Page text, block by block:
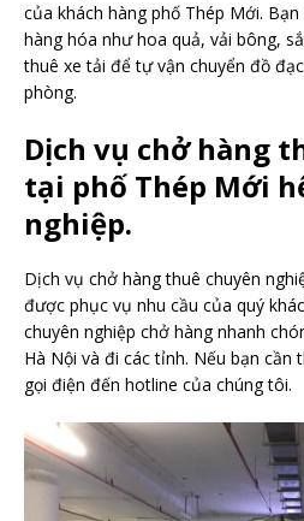
của khách hàng phố Thép Mới.
hàng hóa như hoa quả, vải bông,
thuê xe tải để tự vận chuyển đồ
phòng.
Dịch vụ chở hàng
tại phố Thép Mới
nghiệp.
Dịch vụ chở hàng thuê chuyên
được phục vụ nhu cầu của quý
chuyên nghiệp chở hàng nhanh
Hà Nội và đi các tỉnh. Nếu bạn cần
gọi điện đến hotline của chúng tôi.